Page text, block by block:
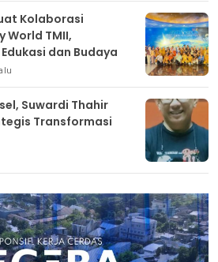
Kolaborasi
World TMII,
dan Budaya
Suwardi Thahir
Transformasi